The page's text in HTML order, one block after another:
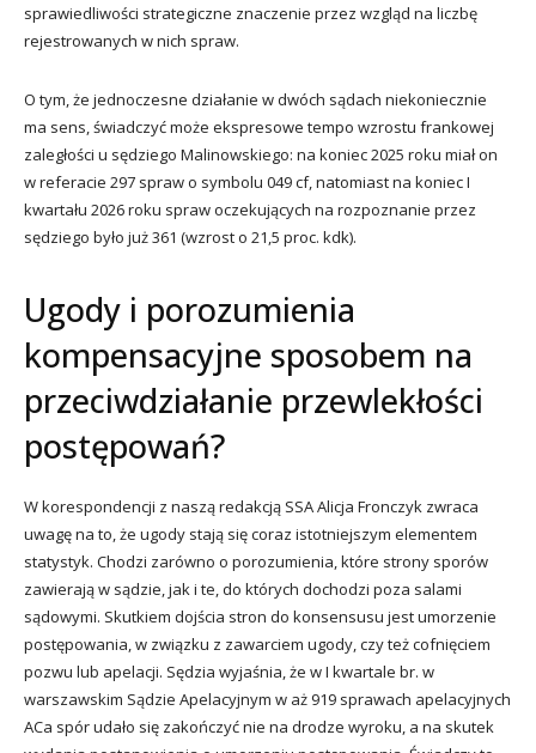
sprawiedliwości strategiczne znaczenie przez wzgląd na liczbę
rejestrowanych w nich spraw.
O tym, że jednoczesne działanie w dwóch sądach niekoniecznie
ma sens, świadczyć może ekspresowe tempo wzrostu frankowej
zaległości u sędziego Malinowskiego: na koniec 2025 roku miał on
w referacie 297 spraw o symbolu 049 cf, natomiast na koniec I
kwartału 2026 roku spraw oczekujących na rozpoznanie przez
sędziego było już 361 (wzrost o 21,5 proc. kdk).
Ugody i porozumienia
kompensacyjne sposobem na
przeciwdziałanie przewlekłości
postępowań?
W korespondencji z naszą redakcją SSA Alicja Fronczyk zwraca
uwagę na to, że ugody stają się coraz istotniejszym elementem
statystyk. Chodzi zarówno o porozumienia, które strony sporów
zawierają w sądzie, jak i te, do których dochodzi poza salami
sądowymi. Skutkiem dojścia stron do konsensusu jest umorzenie
postępowania, w związku z zawarciem ugody, czy też cofnięciem
pozwu lub apelacji. Sędzia wyjaśnia, że w I kwartale br. w
warszawskim Sądzie Apelacyjnym w aż 919 sprawach apelacyjnych
ACa spór udało się zakończyć nie na drodze wyroku, a na skutek